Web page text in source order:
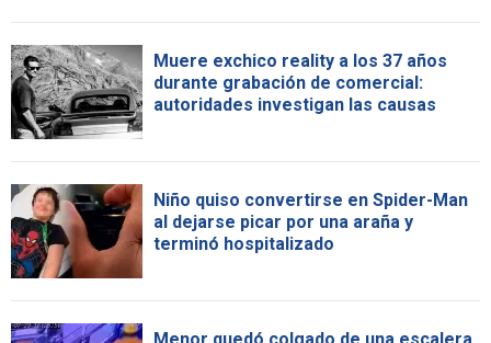
Muere exchico reality a los 37 años
durante grabación de comercial:
autoridades investigan las causas
Niño quiso convertirse en Spider-Man
al dejarse picar por una araña y
terminó hospitalizado